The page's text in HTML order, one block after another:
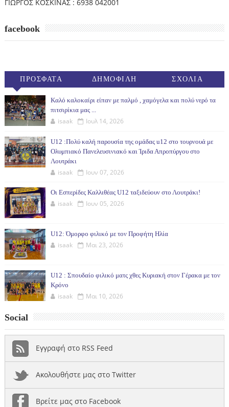
ΓΙΩΡΓΟΣ ΚΟΣΚΙΝΑΣ : 6938 042001
facebook
ΠΡΟΣΦΑΤΑ ΔΗΜΟΦΙΛΗ ΣΧΟΛΙΑ
Καλό καλοκαίρι είπαν με παλμό , χαμόγελα και πολύ νερό τα
πιτσιρίκια μας ...
isaak Ιουλ 14, 2026
U12 :Πολύ καλή παρουσία της ομάδας u12 στο τουρνουά με
Ολυμπιακό Πανελευσινιακό και Ίριδα Απροπύργου στο
Λουτράκι
isaak Ιουν 07, 2026
Οι Εσπερίδες Καλλιθέας U12 ταξιδεύουν στο Λουτράκι!
isaak Ιουν 05, 2026
U12: Όμορφο φιλικό με τον Προφήτη Ηλία
isaak Μαι 23, 2026
U12 : Σπουδαίο φιλικό ματς χθες Κυριακή στον Γέρακα με τον
Κρόνο
isaak Μαι 10, 2026
Social
Εγγραφή στο RSS Feed
Ακολουθήστε μας στο Twitter
Βρείτε μας στο Facebook